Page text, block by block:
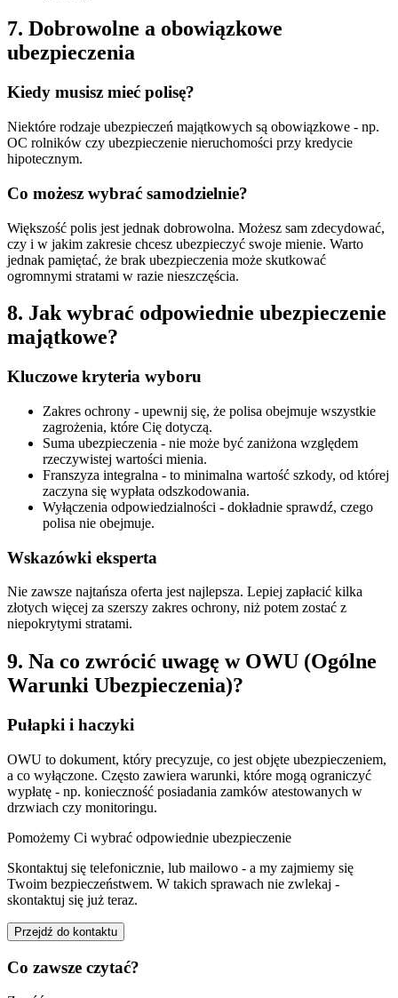
7. Dobrowolne a obowiązkowe
ubezpieczenia
Kiedy musisz mieć polisę?
Niektóre rodzaje ubezpieczeń majątkowych są obowiązkowe - np.
OC rolników czy ubezpieczenie nieruchomości przy kredycie
hipotecznym.
Co możesz wybrać samodzielnie?
Większość polis jest jednak dobrowolna. Możesz sam zdecydować,
czy i w jakim zakresie chcesz ubezpieczyć swoje mienie. Warto
jednak pamiętać, że brak ubezpieczenia może skutkować
ogromnymi stratami w razie nieszczęścia.
8. Jak wybrać odpowiednie ubezpieczenie
majątkowe?
Kluczowe kryteria wyboru
Zakres ochrony - upewnij się, że polisa obejmuje wszystkie
zagrożenia, które Cię dotyczą.
Suma ubezpieczenia - nie może być zaniżona względem
rzeczywistej wartości mienia.
Franszyza integralna - to minimalna wartość szkody, od której
zaczyna się wypłata odszkodowania.
Wyłączenia odpowiedzialności - dokładnie sprawdź, czego
polisa nie obejmuje.
Wskazówki eksperta
Nie zawsze najtańsza oferta jest najlepsza. Lepiej zapłacić kilka
złotych więcej za szerszy zakres ochrony, niż potem zostać z
niepokrytymi stratami.
9. Na co zwrócić uwagę w OWU (Ogólne
Warunki Ubezpieczenia)?
Pułapki i haczyki
OWU to dokument, który precyzuje, co jest objęte ubezpieczeniem,
a co wyłączone. Często zawiera warunki, które mogą ograniczyć
wypłatę - np. konieczność posiadania zamków atestowanych w
drzwiach czy monitoringu.
Pomożemy Ci wybrać odpowiednie ubezpieczenie
Skontaktuj się telefonicznie, lub mailowo - a my zajmiemy się
Twoim bezpieczeństwem. W takich sprawach nie zwlekaj -
skontaktuj się już teraz.
Przejdź do kontaktu
Co zawsze czytać?